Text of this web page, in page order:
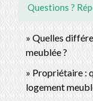
Questions ?
Quelles
meublée ?
Propriétaire :
logement